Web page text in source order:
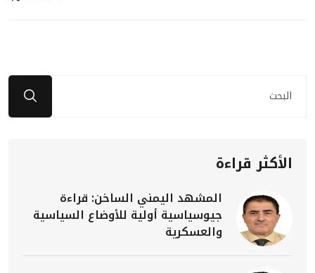
الأكثر قراءة
المشهد اليمني الساخن: قراءة
جيوسياسية أولية للأوضاع السياسية
والعسكرية